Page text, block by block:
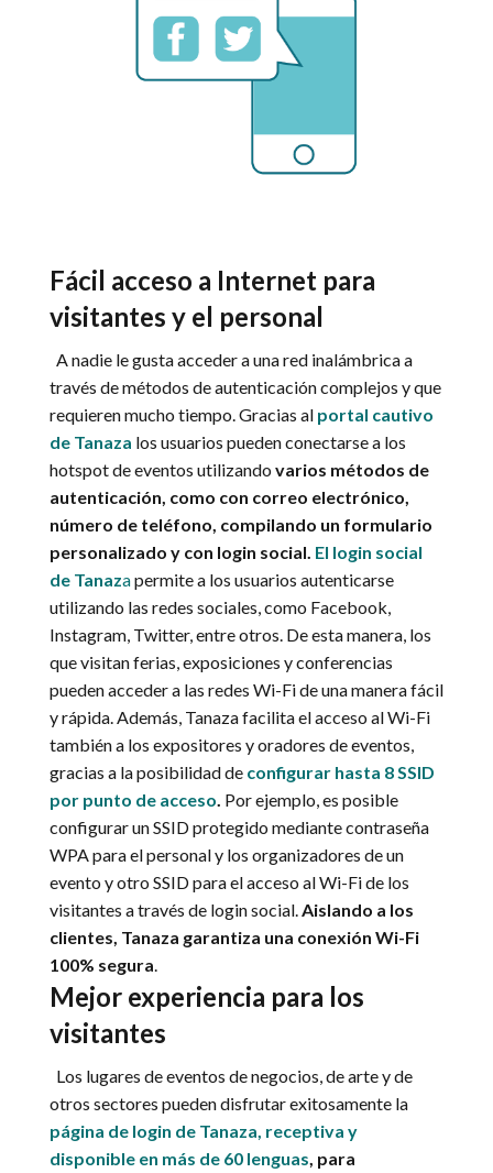
Fácil acceso a Internet para
visitantes y el personal
A nadie le gusta acceder a una red inalámbrica a
través de métodos de autenticación complejos y que
requieren mucho tiempo. Gracias al portal cautivo
de Tanaza los usuarios pueden conectarse a los
hotspot de eventos utilizando varios métodos de
autenticación, como con correo electrónico,
número de teléfono, compilando un formulario
personalizado y con login social. El login social
de Tanazapermite a los usuarios autenticarse
utilizando las redes sociales, como Facebook,
Instagram, Twitter, entre otros. De esta manera, los
que visitan ferias, exposiciones y conferencias
pueden acceder a las redes Wi-Fi de una manera fácil
y rápida. Además, Tanaza facilita el acceso al Wi-Fi
también a los expositores y oradores de eventos,
gracias a la posibilidad de configurar hasta 8 SSID
por punto de acceso. Por ejemplo, es posible
configurar un SSID protegido mediante contraseña
WPA para el personal y los organizadores de un
evento y otro SSID para el acceso al Wi-Fi de los
visitantes a través de login social.Aislando a los
clientes, Tanaza garantiza una conexión Wi-Fi
100% segura.
Mejor experiencia para los
visitantes
Los lugares de eventos de negocios, de arte y de
otros sectores pueden disfrutar exitosamente la
página de login de Tanaza, receptiva y
disponible en más de 60 lenguas, para